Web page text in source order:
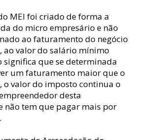
MEI foi criado de forma a
do micro empresário e não
ao faturamento do negócio
ao valor do salário mínimo
significa que se determinada
um faturamento maior que o
o valor do imposto continua o
desta
não tem que pagar mais por